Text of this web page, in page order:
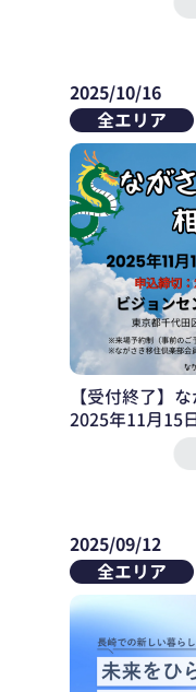
2025/10/16
全エリア
【受付終了】
2025年11月15
2025/09/12
全エリア